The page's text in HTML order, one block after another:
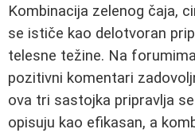
Kombinacija zelenog čaja,
se ističe kao delotvoran
telesne težine. Na
pozitivni komentari
ova tri sastojka pripravlja
opisuju kao efikasan, a